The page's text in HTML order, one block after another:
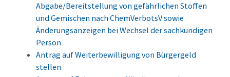
Abgabe/Bereitstellung von gefährlichen Stoffen
und Gemischen nach ChemVerbotsV sowie
Änderungsanzeigen bei Wechsel der sachkundigen
Person
Antrag auf Weiterbewilligung von Bürgergeld
stellen